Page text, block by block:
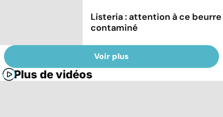
Listeria : attention à ce beurre
contaminé
Voir plus
Plus de vidéos